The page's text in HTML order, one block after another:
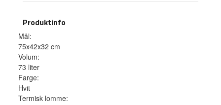
Produktinfo
Mål:
75x42x32 cm
Volum:
73 liter
Farge:
Hvit
Termisk lomme: